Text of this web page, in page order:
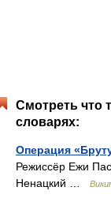
Смотреть что
словарях:
Операция
Режиссёр Ежи
Ненацкий …